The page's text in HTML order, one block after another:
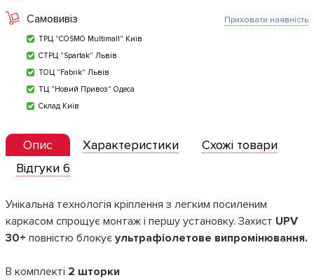
Самовивіз
ТРЦ "COSMO Multimall" Київ
СТРЦ "Spartak" Львів
ТОЦ "Fabrik" Львів
ТЦ "Новий Привоз" Одеса
Склад Київ
Приховати наявність
Опис Характеристики
Схожі товари
Відгуки 6
Унікальна технологія кріплення з легким посиленим
каркасом спрощує монтаж і першу установку. Захист UPV
30+ повністю блокує ультрафіолетове випромінювання.
В комплекті 2 шторки